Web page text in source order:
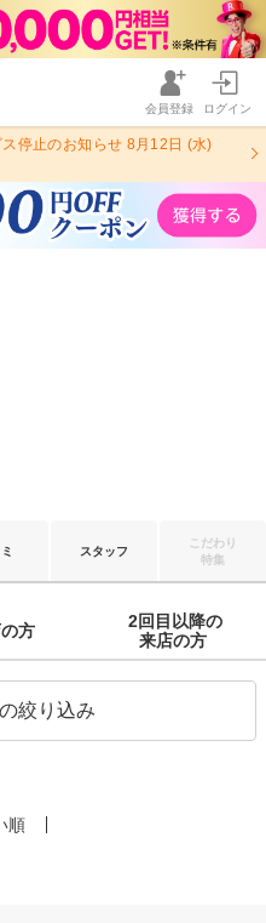
会員登録 ログイン
停止のお知らせ 8月12日 (水)
スタッフ
こだわり
特集
方
2回目以降の
来店の方
絞り込み
順